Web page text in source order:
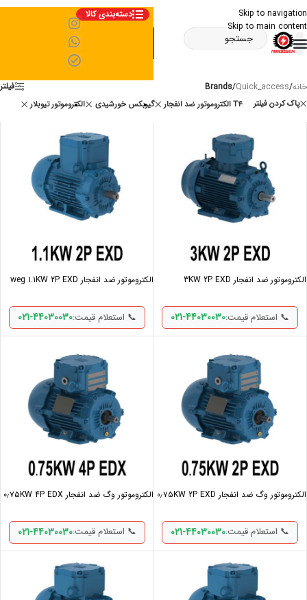
Skip to navigation
Skip to main content
دسته‌بندی کالا
خانه/
Quick_access
/
Brands فیلتر
پاک کردن فیلتر الکتروموتور تیوبلار گیربکس خورشیدی الکتروموتور ضد انفجار T4
الکتروموتور ضد انفجار 3KW 2P EXD
📞 استعلام قیمت:021-44030030
الکتروموتور ضد انفجار weg 1.1KW 2P EXD
📞 استعلام قیمت:021-44030030
الکتروموتور وگ ضد انفجار ۰٫۷۵KW 2P EXD
📞 استعلام قیمت:021-44030030
الکتروموتور وگ ضد انفجار ۰٫۷۵KW 4P EDX
📞 استعلام قیمت:021-44030030